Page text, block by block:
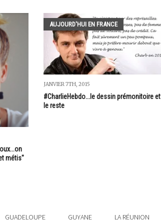
métis"
AUJOURD'HUI EN FRANCE
JANVIER 7TH, 2015
#CharlieHebdo...le dessin prémonitoire et
le reste
GUADELOUPE GUYANE LA RÉUNION